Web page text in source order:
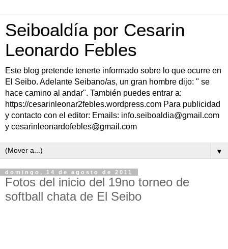
Seiboaldía por Cesarin
Leonardo Febles
Este blog pretende tenerte informado sobre lo que ocurre en
El Seibo. Adelante Seibano/as, un gran hombre dijo: " se
hace camino al andar". También puedes entrar a:
https://cesarinleonar2febles.wordpress.com Para publicidad
y contacto con el editor: Emails: info.seiboaldia@gmail.com
y cesarinleonardofebles@gmail.com
▼
domingo, 14 de agosto de 2011
Fotos del inicio del 19no torneo de
softball chata de El Seibo